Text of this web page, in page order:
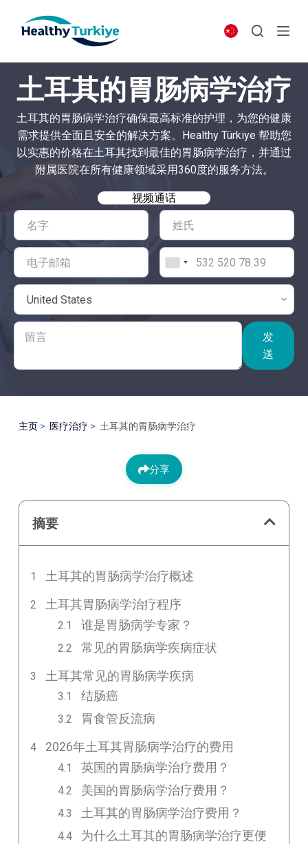
p
o
c
o
n
土耳其的胃肠病学治疗
土耳其的胃肠病学治疗确保最高标准的护理，为您的健康
需求提供全面且安全的解决方案。Healthy Türkiye 帮助您
以实惠的价格在土耳其找到最佳的胃肠病学治疗，并通过
附属医院在所有健康领域采用360度的服务方法。
视频通话
发
送
主页 医疗治疗 土耳其的胃肠病学治疗
分享
摘要
土耳其的胃肠病学治疗概述
土耳其胃肠病学治疗程序
谁是胃肠病学专家？
常见的胃肠病学疾病症状
土耳其常见的胃肠病学疾病
结肠癌
胃食管反流病
2026年土耳其胃肠病学治疗的费用
英国的胃肠病学治疗费用？
美国的胃肠病学治疗费用？
土耳其的胃肠病学治疗费用？
为什么土耳其的胃肠病学治疗更便